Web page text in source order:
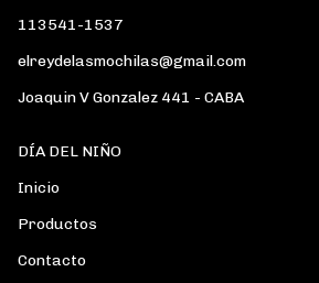
113541-1537
elreydelasmochilas@gmail.com
Joaquin V Gonzalez 441 - CABA
DÍA DEL NIÑO
Inicio
Productos
Contacto